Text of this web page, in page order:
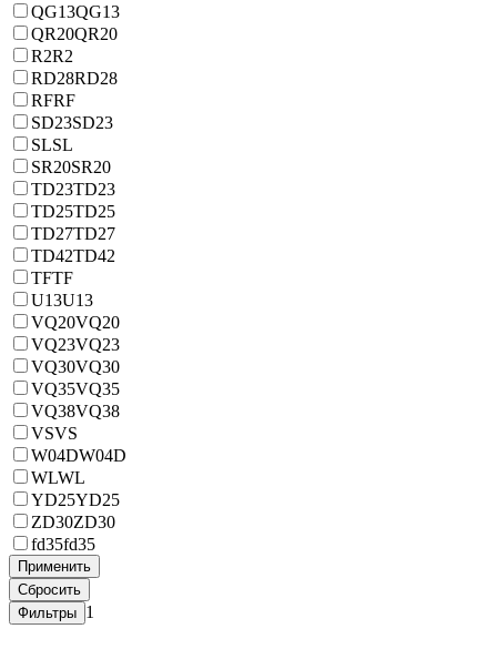
QG13QG13
QR20QR20
R2R2
RD28RD28
RFRF
SD23SD23
SLSL
SR20SR20
TD23TD23
TD25TD25
TD27TD27
TD42TD42
TFTF
U13U13
VQ20VQ20
VQ23VQ23
VQ30VQ30
VQ35VQ35
VQ38VQ38
VSVS
W04DW04D
WLWL
YD25YD25
ZD30ZD30
fd35fd35
1